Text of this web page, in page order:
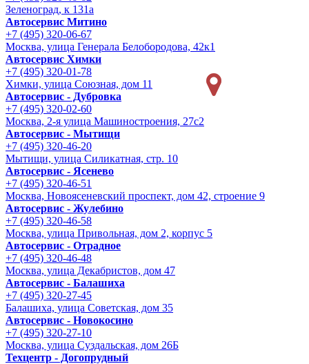
Зеленоград, к 131а
Автосервис Митино
+7 (495) 320-06-67
Москва, улица Генерала Белобородова, 42к1
Автосервис Химки
+7 (495) 320-01-78
Химки, улица Союзная, дом 11
Автосервис - Дубровка
+7 (495) 320-02-60
Москва, 2-я улица Машиностроения, 27с2
Автосервис - Мытищи
+7 (495) 320-46-20
Мытищи, улица Силикатная, стр. 10
Автосервис - Ясенево
+7 (495) 320-46-51
Москва, Новоясеневский проспект, дом 42, строение 9
Автосервис - Жулебино
+7 (495) 320-46-58
Москва, улица Привольная, дом 2, корпус 5
Автосервис - Отрадное
+7 (495) 320-46-48
Москва, улица Декабристов, дом 47
Автосервис - Балашиха
+7 (495) 320-27-45
Балашиха, улица Советская, дом 35
Автосервис - Новокосино
+7 (495) 320-27-10
Москва, улица Суздальская, дом 26Б
Техцентр - Догопрудный